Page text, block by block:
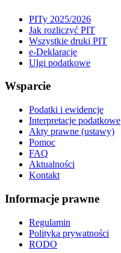
PITy 2025/2026
Jak rozliczyć PIT
Wszystkie druki PIT
e-Deklaracje
Ulgi podatkowe
Wsparcie
Podatki i ewidencje
Interpretacje podatkowe
Akty prawne (ustawy)
Pomoc
FAQ
Aktualności
Kontakt
Informacje prawne
Regulamin
Polityka prywatności
RODO